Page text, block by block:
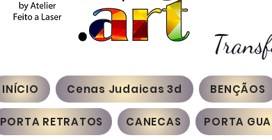
INÍCIO Cenas Judaicas 3d BENÇÃOS
PORTA RETRATOS CANECAS PORTA